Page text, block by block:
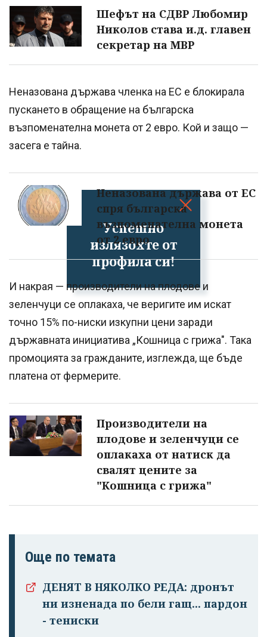
Успешно
излязохте от
профила си!
Шефът на СДВР Любомир
Николов става и.д. главен
секретар на МВР
Неназована държава членка на ЕС е блокирала
пускането в обращение на българска
възпоменателна монета от 2 евро. Кой и защо —
засега е тайна.
Неназована държава от ЕС
спря българска
възпоменателна монета
от 2 евро
И накрая — производители на плодове и
зеленчуци се оплакаха, че веригите им искат
точно 15% по-ниски изкупни цени заради
държавната инициатива „Кошница с грижа". Така
промоцията за гражданите, изглежда, ще бъде
платена от фермерите.
Производители на
плодове и зеленчуци се
оплакаха от натиск да
свалят цените за
"Кошница с грижа"
Още по темата
ДЕНЯТ В НЯКОЛКО РЕДА: дронът
ни изненада по бели гащ... пардон
- тениски